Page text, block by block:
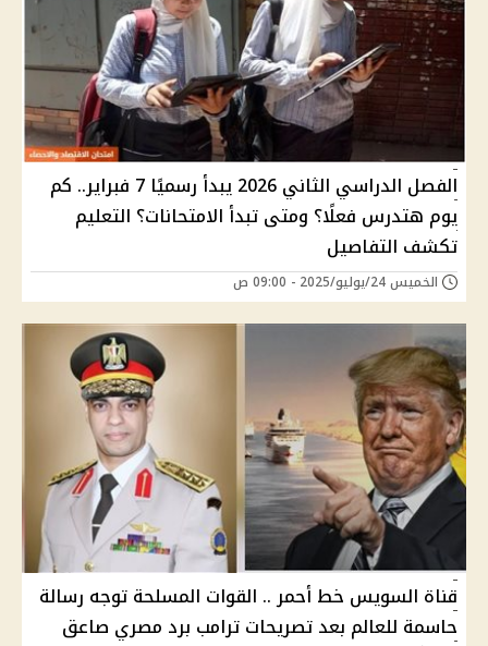
الفصل الدراسي الثاني 2026 يبدأ رسميًا 7 فبراير.. كم
يوم هتدرس فعلًا؟ ومتى تبدأ الامتحانات؟ التعليم
تكشف التفاصيل
الخميس 24/يوليو/2025 - 09:00 ص
قناة السويس خط أحمر .. القوات المسلحة توجه رسالة
حاسمة للعالم بعد تصريحات ترامب برد مصري صاعق